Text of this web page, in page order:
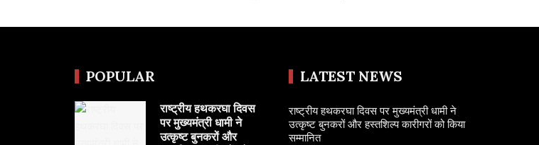
POPULAR
राष्ट्रीय हथकरघा दिवस
पर मुख्यमंत्री धामी ने
उत्कृष्ट बुनकरों और
LATEST NEWS
राष्ट्रीय हथकरघा दिवस पर मुख्यमंत्री धामी ने
उत्कृष्ट बुनकरों और हस्तशिल्प कारीगरों को किया
सम्मानित